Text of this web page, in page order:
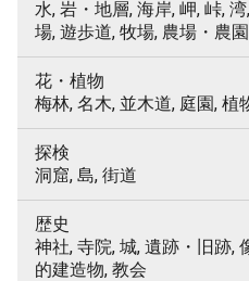
水, 岩・地層, 海岸, 岬, 峠,
場, 遊歩道, 牧場, 農場・農園
花・植物
梅林, 名木, 並木道, 庭園, 植
探検
洞窟, 島, 街道
歴史
神社, 寺院, 城, 遺跡・旧跡,
的建造物, 教会